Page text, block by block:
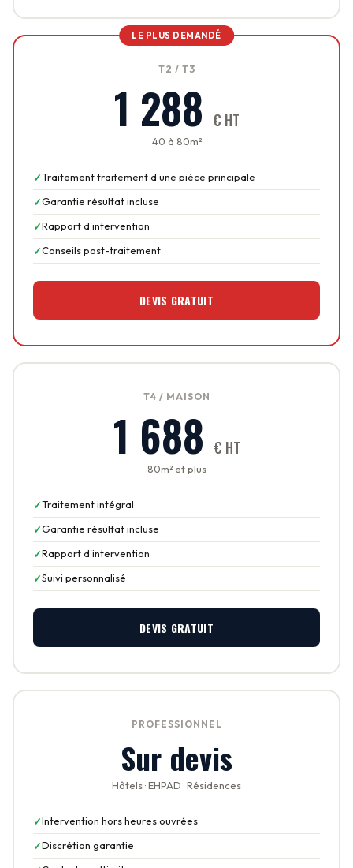
LE PLUS DEMANDÉ
T2 / T3
1 288 € HT
40 à 80m²
Traitement traitement d'une pièce principale
Garantie résultat incluse
Rapport d'intervention
Conseils post-traitement
DEVIS GRATUIT
T4 / MAISON
1 688 € HT
80m² et plus
Traitement intégral
Garantie résultat incluse
Rapport d'intervention
Suivi personnalisé
DEVIS GRATUIT
PROFESSIONNEL
Sur devis
Hôtels · EHPAD · Résidences
Intervention hors heures ouvrées
Discrétion garantie